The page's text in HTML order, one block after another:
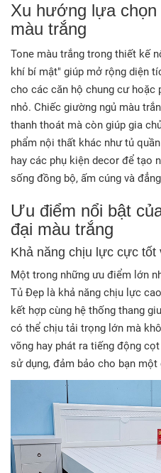
Xu hướng lựa chọn
màu trắng
Tone màu trắng trong thiết kế
khí bí mật" giúp mở rộng diện
cho các căn hộ chung cư hoặc
nhỏ. Chiếc giường ngủ màu
thanh thoát mà còn giúp gia
phẩm nội thất khác như tủ
hay các phụ kiện decor để tạo
sống đồng bộ, ấm cúng và
Ưu điểm nổi bật
đại màu trắng
Khả năng chịu lực cực tốt
Một trong những ưu điểm lớn
Tủ Đẹp là khả năng chịu lực cao
kết hợp cùng hệ thống thang
có thể chịu tải trọng lớn mà
võng hay phát ra tiếng động
sử dụng, đảm bảo cho bạn